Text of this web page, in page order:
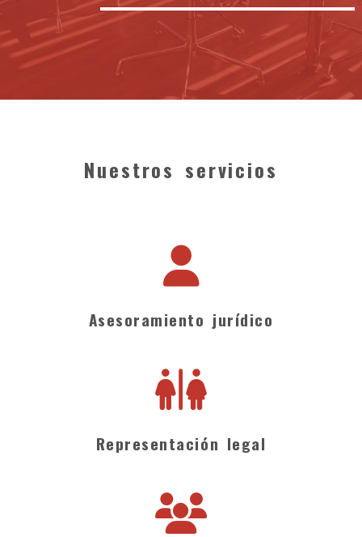
Nuestros servicios
Asesoramiento jurídico
Representación legal